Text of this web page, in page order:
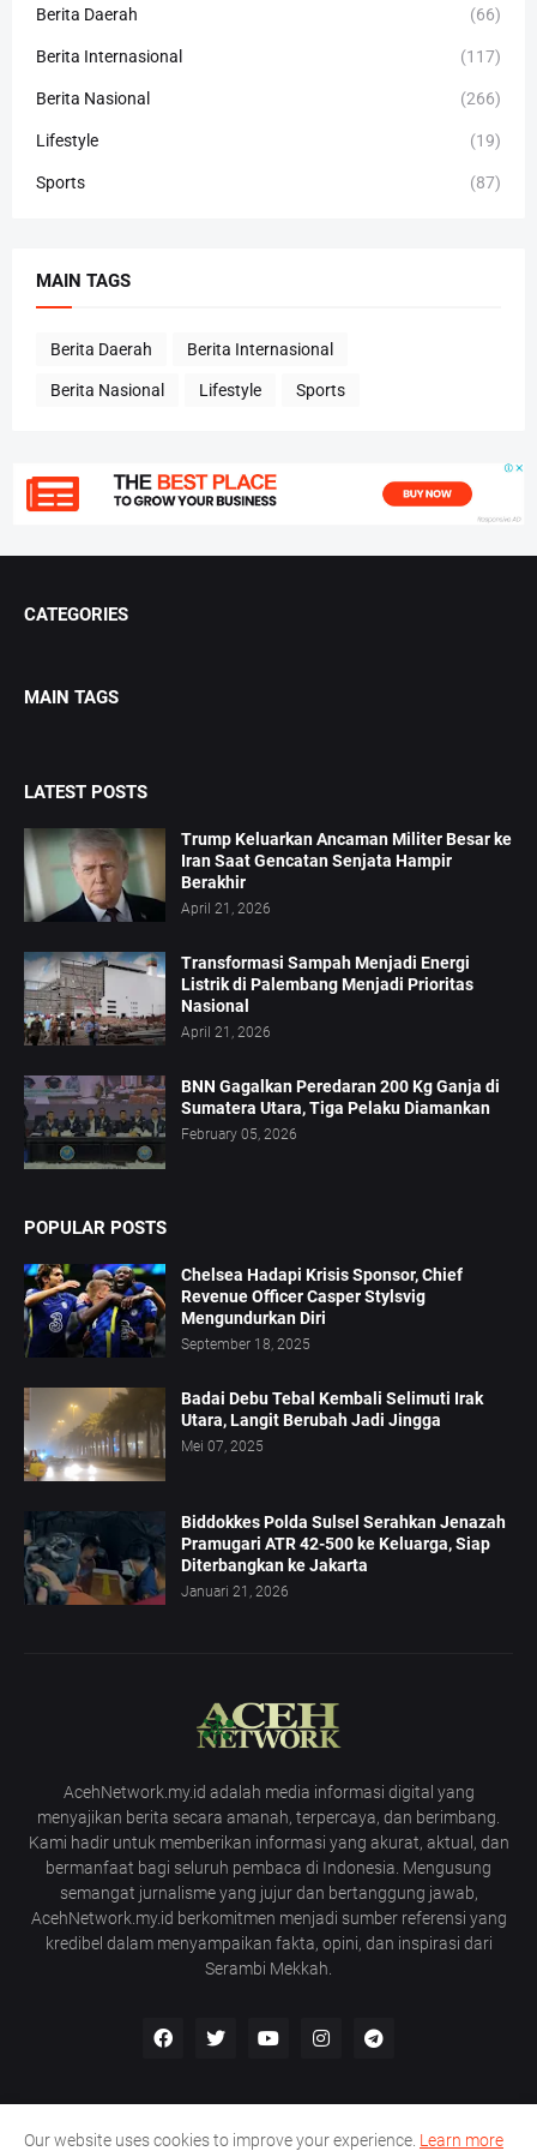
Berita Daerah (66)
Berita Internasional (117)
Berita Nasional (266)
Lifestyle (19)
Sports (87)
MAIN TAGS
Berita Daerah Berita Internasional
Berita Nasional Lifestyle Sports
CATEGORIES
MAIN TAGS
LATEST POSTS
Trump Keluarkan Ancaman Militer Besar ke
Iran Saat Gencatan Senjata Hampir
Berakhir
April 21, 2026
Transformasi Sampah Menjadi Energi
Listrik di Palembang Menjadi Prioritas
Nasional
April 21, 2026
BNN Gagalkan Peredaran 200 Kg Ganja di
Sumatera Utara, Tiga Pelaku Diamankan
February 05, 2026
POPULAR POSTS
Chelsea Hadapi Krisis Sponsor, Chief
Revenue Officer Casper Stylsvig
Mengundurkan Diri
September 18, 2025
Badai Debu Tebal Kembali Selimuti Irak
Utara, Langit Berubah Jadi Jingga
Mei 07, 2025
Biddokkes Polda Sulsel Serahkan Jenazah
Pramugari ATR 42-500 ke Keluarga, Siap
Diterbangkan ke Jakarta
Januari 21, 2026
AcehNetwork.my.id adalah media informasi digital yang
menyajikan berita secara amanah, terpercaya, dan berimbang.
Kami hadir untuk memberikan informasi yang akurat, aktual, dan
bermanfaat bagi seluruh pembaca di Indonesia. Mengusung
semangat jurnalisme yang jujur dan bertanggung jawab,
AcehNetwork.my.id berkomitmen menjadi sumber referensi yang
kredibel dalam menyampaikan fakta, opini, dan inspirasi dari
Serambi Mekkah.
Our website uses cookies to improve your experience. Learn more